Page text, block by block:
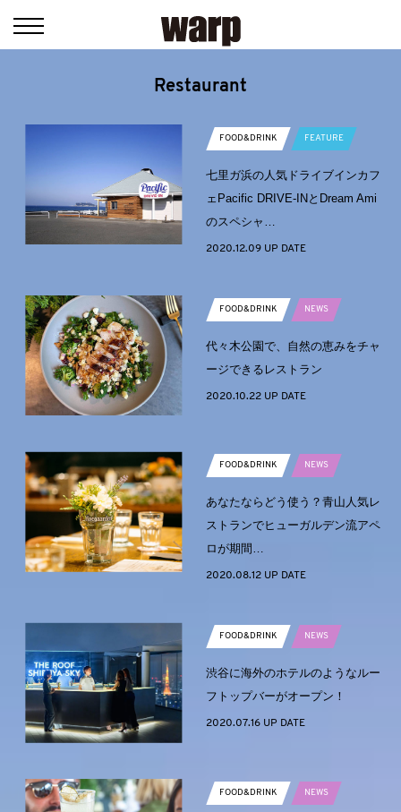
Restaurant
FOOD&DRINK FEATURE
七里ガ浜の人気ドライブインカフ
ェPacific DRIVE-INとDream Ami
のスペシャ…
2020.12.09 UP DATE
FOOD&DRINK NEWS
代々木公園で、自然の恵みをチャ
ージできるレストラン
2020.10.22 UP DATE
FOOD&DRINK NEWS
あなたならどう使う？青山人気レ
ストランでヒューガルデン流アペ
ロが期間…
2020.08.12 UP DATE
FOOD&DRINK NEWS
渋谷に海外のホテルのようなルー
フトップバーがオープン！
2020.07.16 UP DATE
FOOD&DRINK NEWS